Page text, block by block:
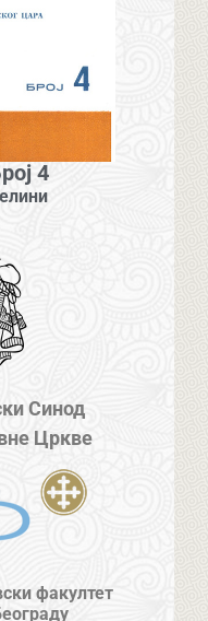
4
Синод
Цркве
факултет